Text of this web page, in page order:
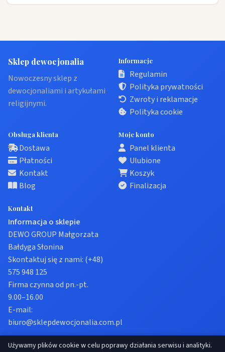
Sklep dewocjonalia
Nowoczesny sklep z
dewocjonaliami i artykułami
religijnymi.
Informacje
Regulamin
Polityka prywatności
Zwroty i reklamacje
Polityka cookie
Obsługa klienta
Dostawa
Płatności
Kontakt
Blog
Moje konto
Panel klienta
Ulubione
Koszyk
Finalizacja
Kontakt
Informacja o sklepie
DEWO GROUP Małgorzata
Bałdyga Słonina
Skontaktuj się z nami: (+48)
575 948 125
Firma czynna od pn.-pt.
9.00–16.00
E-mail:
biuro@sklepdewocjonalia.com.pl
Używamy plików cookie w celu poprawy działania serwisu i analityki.